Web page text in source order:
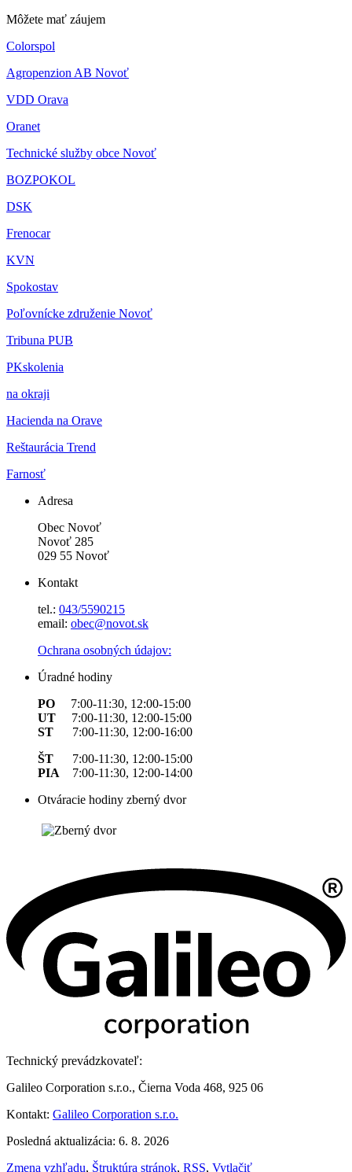
Môžete mať záujem
Colorspol
Agropenzion AB Novoť
VDD Orava
Oranet
Technické služby obce Novoť
BOZPOKOL
DSK
Frenocar
KVN
Spokostav
Poľovnícke združenie Novoť
Tribuna PUB
PKskolenia
na okraji
Hacienda na Orave
Reštaurácia Trend
Farnosť
Adresa
Obec Novoť
Novoť 285
029 55 Novoť
Kontakt
tel.: 043/5590215
email: obec@novot.sk
Ochrana osobných údajov:
Úradné hodiny
PO 7:00-11:30, 12:00-15:00
UT 7:00-11:30, 12:00-15:00
ST 7:00-11:30, 12:00-16:00
ŠT 7:00-11:30, 12:00-15:00
PIA 7:00-11:30, 12:00-14:00
Otváracie hodiny zberný dvor
Technický prevádzkovateľ:
Galileo Corporation s.r.o., Čierna Voda 468, 925 06
Kontakt: Galileo Corporation s.r.o.
Posledná aktualizácia: 6. 8. 2026
Zmena vzhľadu, Štruktúra stránok, RSS, Vytlačiť